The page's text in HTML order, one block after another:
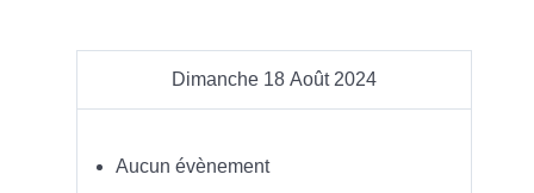
Dimanche 18 Août 2024
Aucun évènement